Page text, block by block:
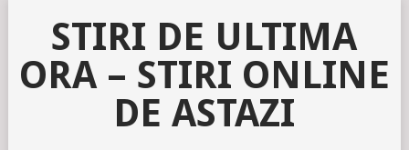
STIRI DE ULTIMA
ORA – STIRI ONLINE
DE ASTAZI